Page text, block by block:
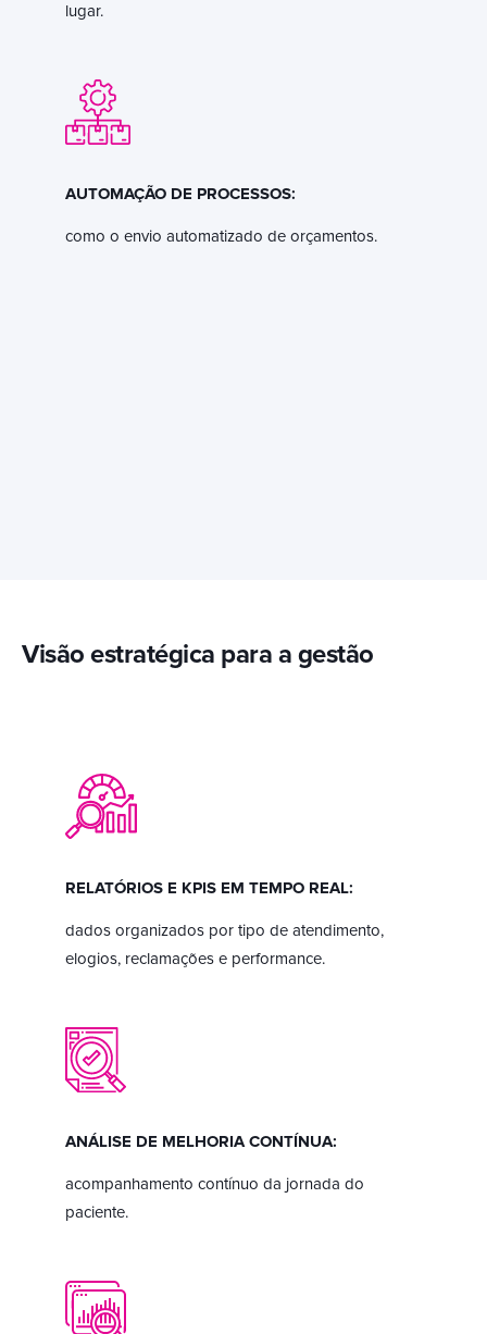
lugar.
AUTOMAÇÃO DE PROCESSOS:
como o envio automatizado de orçamentos.
Visão estratégica para a gestão
RELATÓRIOS E KPIS EM TEMPO REAL:
dados organizados por tipo de atendimento,
elogios, reclamações e performance.
ANÁLISE DE MELHORIA CONTÍNUA:
acompanhamento contínuo da jornada do
paciente.